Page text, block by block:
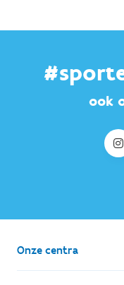
ook
Onze centra